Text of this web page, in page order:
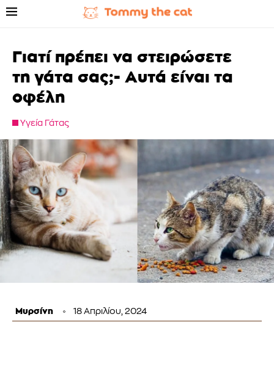
Γιατί πρέπει να στειρώσετε
τη γάτα σας;- Αυτά είναι τα
οφέλη
Υγεία Γάτας
Μυρσίνη 18 Απριλίου, 2024